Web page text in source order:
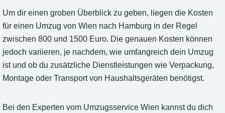
Um dir einen groben Überblick zu geben, liegen die Kosten
für einen Umzug von Wien nach Hamburg in der Regel
zwischen 800 und 1500 Euro. Die genauen Kosten können
jedoch variieren, je nachdem, wie umfangreich dein Umzug
ist und ob du zusätzliche Dienstleistungen wie Verpackung,
Montage oder Transport von Haushaltsgeräten benötigst.
Bei den Experten vom Umzugsservice Wien kannst du dich